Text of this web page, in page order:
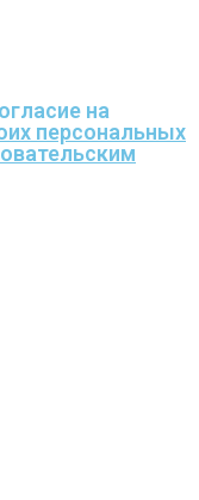
на
персональных